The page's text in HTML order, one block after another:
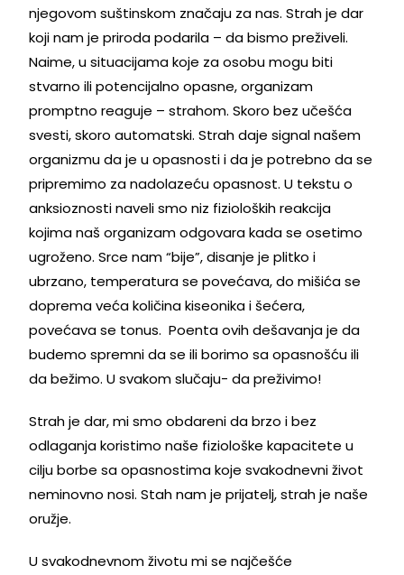
njegovom suštinskom značaju za nas. Strah je dar
koji nam je priroda podarila – da bismo preživeli.
Naime, u situacijama koje za osobu mogu biti
stvarno ili potencijalno opasne, organizam
promptno reaguje – strahom. Skoro bez učešća
svesti, skoro automatski. Strah daje signal našem
organizmu da je u opasnosti i da je potrebno da se
pripremimo za nadolazeću opasnost. U tekstu o
anksioznosti naveli smo niz fizioloških reakcija
kojima naš organizam odgovara kada se osetimo
ugroženo. Srce nam “bije”, disanje je plitko i
ubrzano, temperatura se povećava, do mišića se
doprema veća količina kiseonika i šećera,
povećava se tonus. Poenta ovih dešavanja je da
budemo spremni da se ili borimo sa opasnošću ili
da bežimo. U svakom slučaju- da preživimo!
Strah je dar, mi smo obdareni da brzo i bez
odlaganja koristimo naše fiziološke kapacitete u
cilju borbe sa opasnostima koje svakodnevni život
neminovno nosi. Stah nam je prijatelj, strah je naše
oružje.
U svakodnevnom životu mi se najčešće